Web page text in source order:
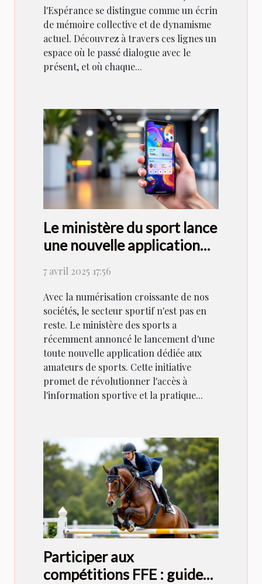
l'Espérance se distingue comme un écrin
de mémoire collective et de dynamisme
actuel. Découvrez à travers ces lignes un
espace où le passé dialogue avec le
présent, et où chaque...
Le ministère du sport lance
une nouvelle application
dédiée aux sports
7 avril 2025 17:56
Avec la numérisation croissante de nos
sociétés, le secteur sportif n'est pas en
reste. Le ministère des sports a
récemment annoncé le lancement d'une
toute nouvelle application dédiée aux
amateurs de sports. Cette initiative
promet de révolutionner l'accès à
l'information sportive et la pratique...
Participer aux
compétitions FFE : guide